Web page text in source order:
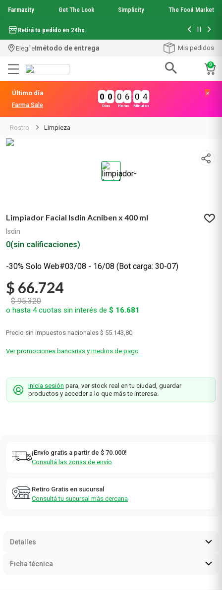
Farmacity Get The Look Simplicity The Food Market
Retirá tu pedido en 24hs. Hasta 6
Elegí elmétodo de entrega Mis pedidos
0
Último día
Farma Sale
0 0
Días
: 0 6
Horas
: 0 4
Minutos
Rostro Limpieza
Limpiador Facial Isdin Acniben x 400 ml
Isdin
0(sin calificaciones)
-30% Solo Web#03/08 - 16/08 (Bot carga: 30-07)
$ 66.724
$ 95.320
o hasta 4cuotas sin interés de $ 16.681
Precio sin impuestos nacionales $ 55.143,80
Ver promociones bancarias y medios de pago
Inicia sesión para, ver stock real en tu ciudad, guardar
productos y acceder a lo que más te interesa.
¡Envío gratis a partir de $ 70.000!
Consultá las zonas de envío
Retiro Gratis en sucursal
Consultá tu sucursal más cercana
Detalles
Ficha técnica
.garnier toque seco crema facial
5.